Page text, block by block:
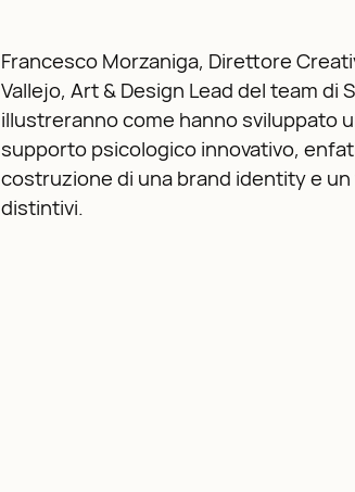
Francesco Morzaniga, Direttore
Vallejo, Art & Design Lead del team di
illustreranno come hanno sviluppato
supporto psicologico innovativo,
costruzione di una brand identity e
distintivi.